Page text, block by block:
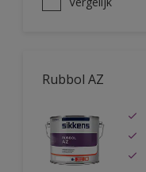
Rubbol AZ